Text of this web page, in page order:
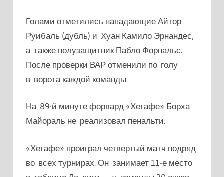
Голами отметились нападающие Айтор
Руибаль (дубль) и Хуан Камило Эрнандес,
а также полузащитник Пабло Форнальс.
После проверки ВАР отменили по голу
в ворота каждой команды.
На 89-й минуте форвард «Хетафе» Борха
Майораль не реализовал пенальти.
«Хетафе» проиграл четвертый матч подряд
во всех турнирах. Он занимает 11-е место